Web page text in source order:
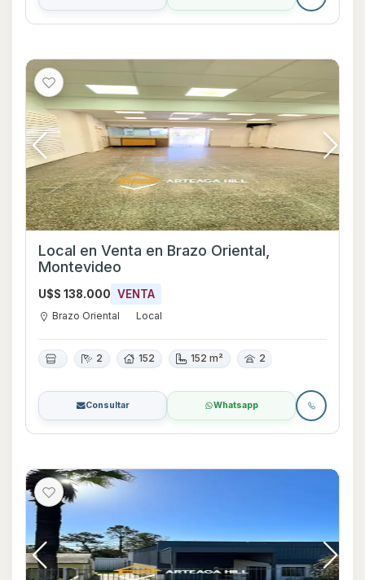
Local en Venta en Brazo Oriental,
Montevideo
U$S 138.000 VENTA
Brazo Oriental Local
2 152 152 m² 2
Consultar Whatsapp